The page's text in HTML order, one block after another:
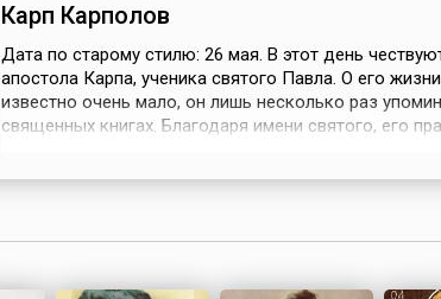
Карп Карполов
Дата по старому стилю: 26 мая. В этот день
апостола Карпа, ученика святого Павла. О его жизни
известно очень мало, он лишь несколько раз
священных книгах. Благодаря имени святого, его